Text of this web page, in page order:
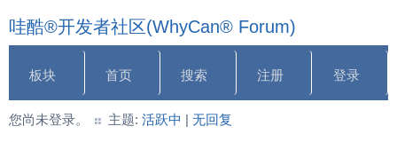
哇酷®开发者社区(WhyCan® Forum)
板块 首页 搜索 注册 登录
您尚未登录。 主题: 活跃中 | 无回复